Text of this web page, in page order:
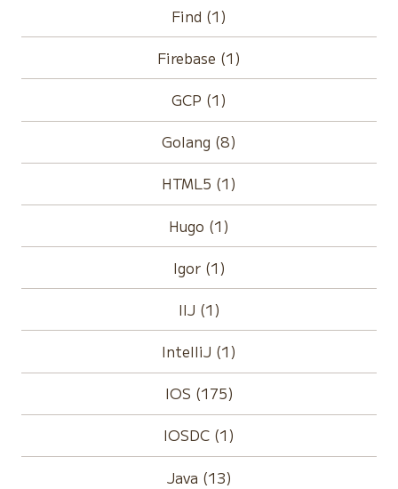
Find (1)
Firebase (1)
GCP (1)
Golang (8)
HTML5 (1)
Hugo (1)
Igor (1)
IIJ (1)
IntelliJ (1)
IOS (175)
IOSDC (1)
Java (13)